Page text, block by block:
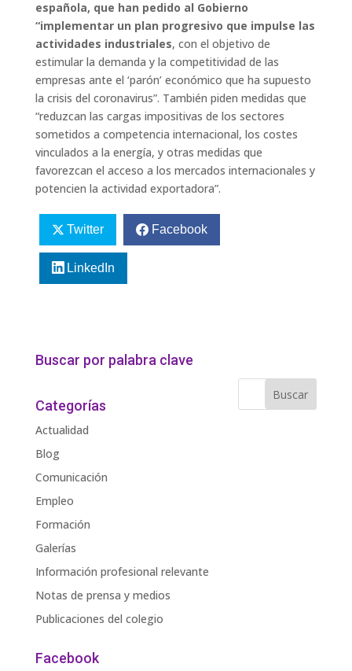
española, que han pedido al Gobierno
“implementar un plan progresivo que impulse las
actividades industriales, con el objetivo de
estimular la demanda y la competitividad de las
empresas ante el ‘parón’ económico que ha supuesto
la crisis del coronavirus”. También piden medidas que
“reduzcan las cargas impositivas de los sectores
sometidos a competencia internacional, los costes
vinculados a la energía, y otras medidas que
favorezcan el acceso a los mercados internacionales y
potencien la actividad exportadora”.
Twitter Facebook
LinkedIn
Buscar por palabra clave
Categorías
Actualidad
Blog
Comunicación
Empleo
Formación
Galerías
Información profesional relevante
Notas de prensa y medios
Publicaciones del colegio
Facebook